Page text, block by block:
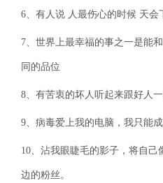
6、有人说 人最伤心的时候 天会
7、世界上最幸福的事之一是能
同的品位
8、有苦衷的坏人听起来跟好人
9、病毒爱上我的电脑，我只能成
10、沾我眼睫毛的影子，将自
边的粉丝。